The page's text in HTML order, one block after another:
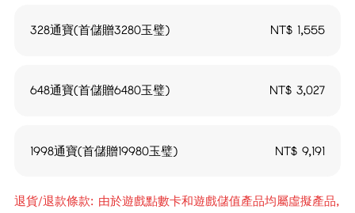
328通寶(首儲贈3280玉璧) NT$ 1,555
648通寶(首儲贈6480玉璧) NT$3,027
1998通寶(首儲贈19980玉璧) NT$9,191
退貨/退款條款: 由於遊戲點數卡和遊戲儲值產品均屬虛擬產品,